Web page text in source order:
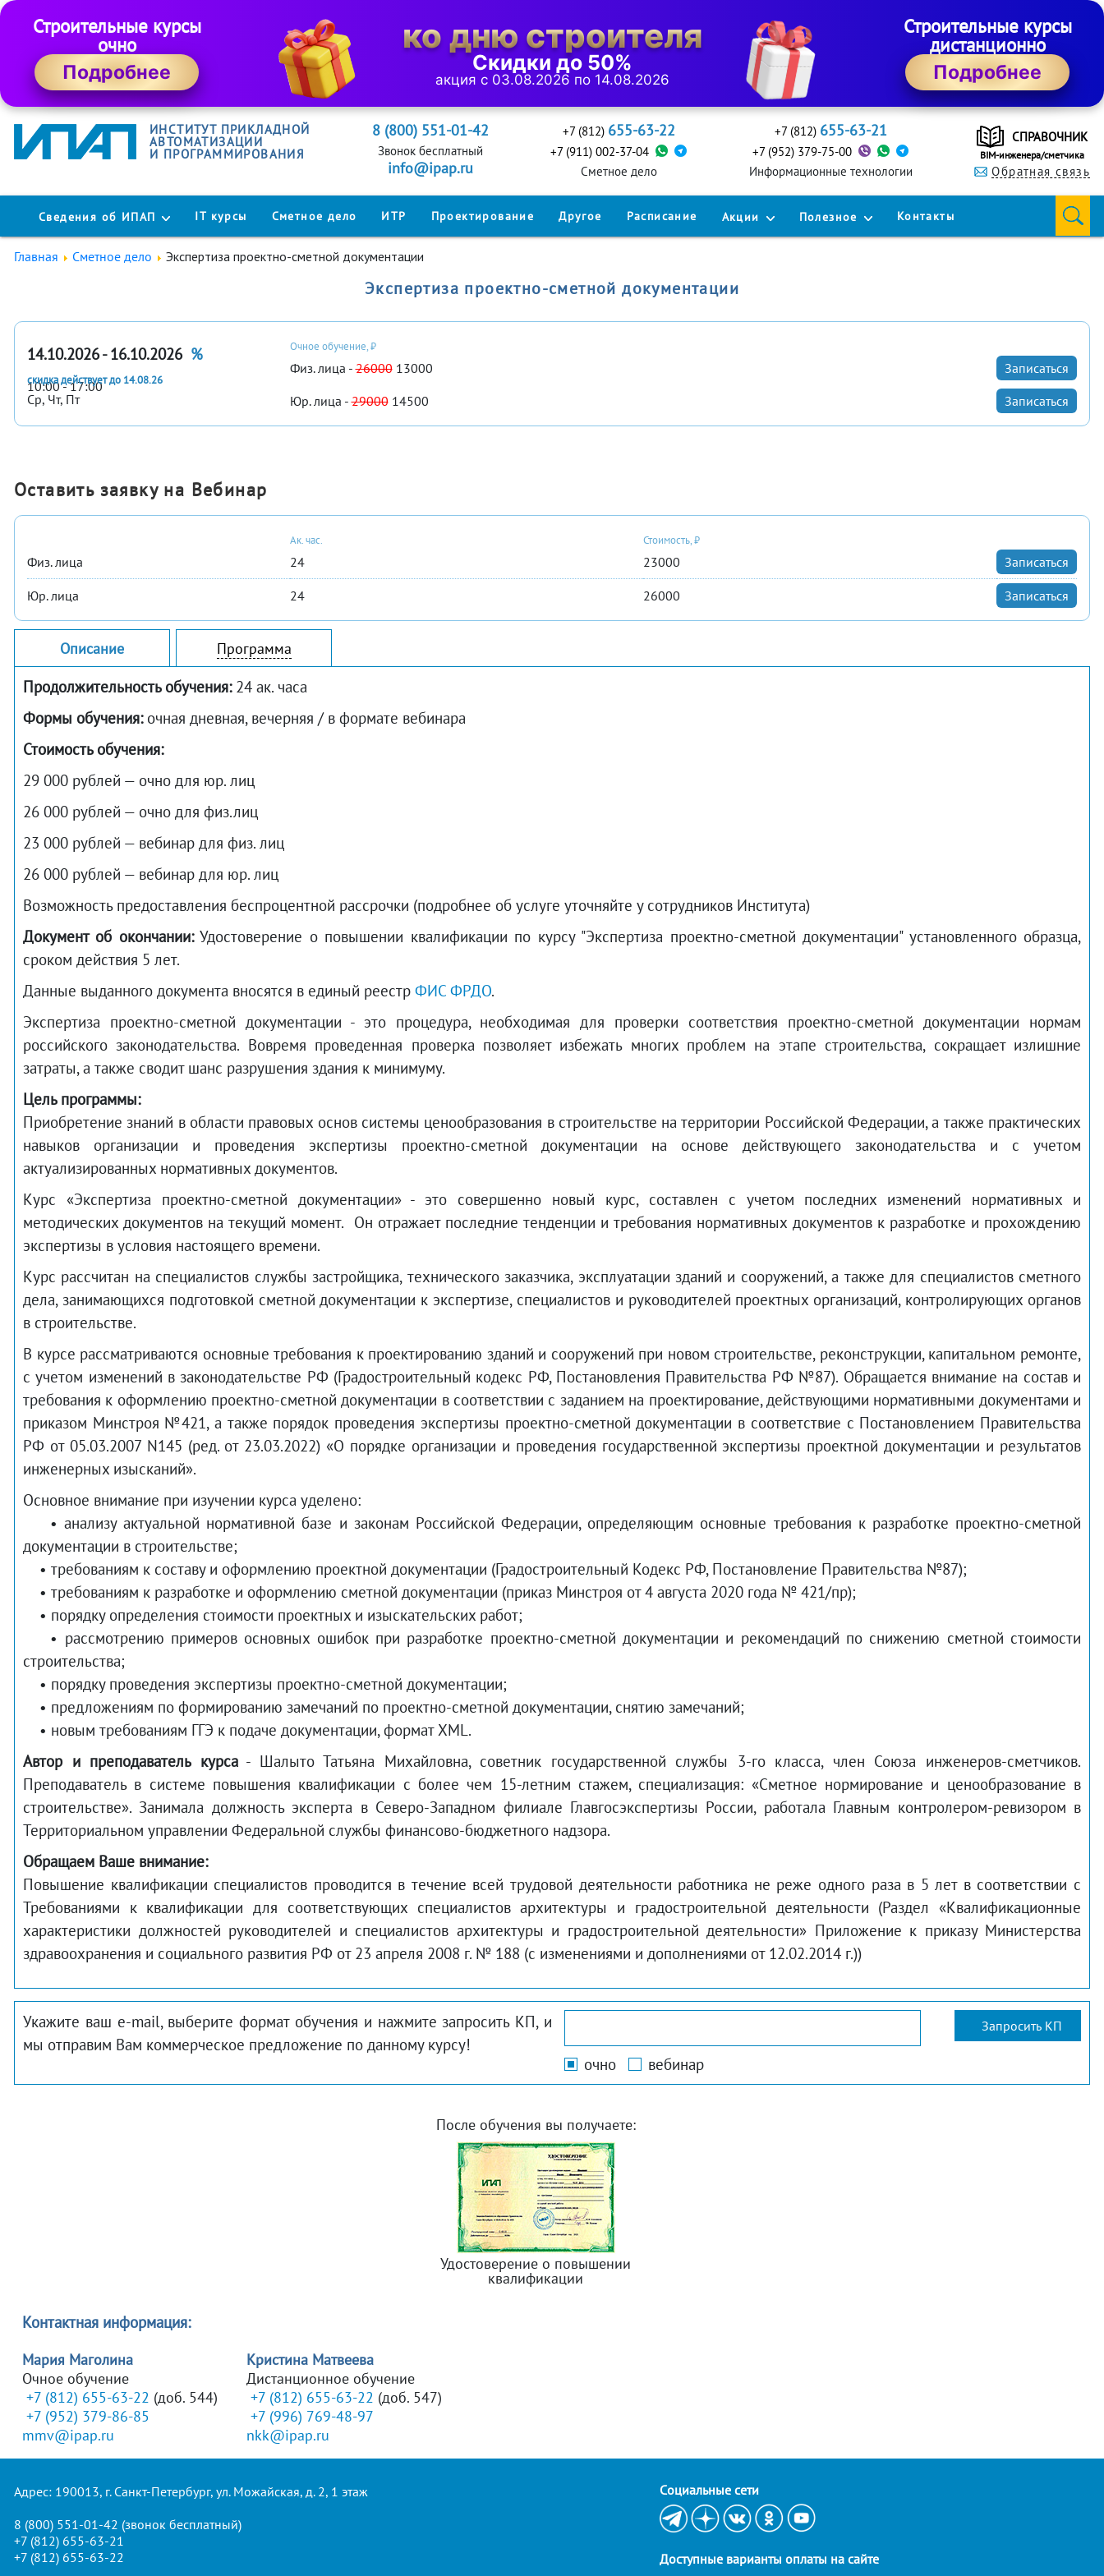
Строительные курсы
очно
Подробнее
ко дню строителя
Скидки до 50%
акция с 03.08.2026 по 14.08.2026
Строительные курсы
дистанционно
Подробнее
ИНСТИТУТ ПРИКЛАДНОЙ
АВТОМАТИЗАЦИИ
И ПРОГРАММИРОВАНИЯ
8 (800) 551-01-42
Звонок бесплатный
info@ipap.ru
+7 (812) 655-63-22
+7 (911) 002-37-04
Cметное дело
+7 (812) 655-63-21
+7 (952) 379-75-00
Информационные технологии
СПРАВОЧНИК
BIM-инженера/сметчика
Обратная связь
Сведения об ИПАП IT курсы Сметное дело ИТР Проектирование Другое Расписание Акции Полезное Контакты
Главная Сметное дело Экспертиза проектно-сметной документации
Экспертиза проектно-сметной документации
14.10.2026 - 16.10.2026 %
скидка действует до 14.08.26
10:00 - 17:00
Ср, Чт, Пт
Очное обучение, ₽
Физ. лица -26000 13000
Записаться
Юр. лица -29000 14500 Записаться
Оставить заявку на Вебинар
Ак. час. Стоимость, ₽
Физ. лица 24 23000 Записаться
Юр. лица 24 26000 Записаться
Описание Программа
Продолжительность обучения:24 ак. часа
Формы обучения:очная дневная, вечерняя / в формате вебинара
Стоимость обучения:
29 000 рублей — очно для юр. лиц
26 000 рублей — очно для физ.лиц
23 000 рублей — вебинар для физ. лиц
26 000 рублей — вебинар для юр. лиц
Возможность предоставления беспроцентной рассрочки (подробнее об услуге уточняйте у сотрудников Института)
Документ об окончании:Удостоверение о повышении квалификации по курсу "Экспертиза проектно-сметной документации" установленного образца,
сроком действия 5 лет.
Данные выданного документа вносятся в единый реестр ФИС ФРДО.
Экспертиза проектно-сметной документации - это процедура, необходимая для проверки соответствия проектно-сметной документации нормам
российского законодательства. Вовремя проведенная проверка позволяет избежать многих проблем на этапе строительства, сокращает излишние
затраты, а также сводит шанс разрушения здания к минимуму.
Цель программы:
Приобретение знаний в области правовых основ системы ценообразования в строительстве на территории Российской Федерации, а также практических
навыков организации и проведения экспертизы проектно-сметной документации на основе действующего законодательства и с учетом
актуализированных нормативных документов.
Курс «Экспертиза проектно-сметной документации» - это совершенно новый курс, составлен с учетом последних изменений нормативных и
методических документов на текущий момент. Он отражает последние тенденции и требования нормативных документов к разработке и прохождению
экспертизы в условия настоящего времени.
Курс рассчитан на специалистов службы застройщика, технического заказчика, эксплуатации зданий и сооружений, а также для специалистов сметного
дела, занимающихся подготовкой сметной документации к экспертизе, специалистов и руководителей проектных организаций, контролирующих органов
в строительстве.
В курсе рассматриваются основные требования к проектированию зданий и сооружений при новом строительстве, реконструкции, капитальном ремонте,
с учетом изменений в законодательстве РФ (Градостроительный кодекс РФ, Постановления Правительства РФ №87). Обращается внимание на состав и
требования к оформлению проектно-сметной документации в соответствии с заданием на проектирование, действующими нормативными документами и
приказом Минстроя №421, а также порядок проведения экспертизы проектно-сметной документации в соответствие с Постановлением Правительства
РФ от 05.03.2007 N145 (ред. от 23.03.2022) «О порядке организации и проведения государственной экспертизы проектной документации и результатов
инженерных изысканий».
Основное внимание при изучении курса уделено:
• анализу актуальной нормативной базе и законам Российской Федерации, определяющим основные требования к разработке проектно-сметной
документации в строительстве;
• требованиям к составу и оформлению проектной документации (Градостроительный Кодекс РФ, Постановление Правительства №87);
• требованиям к разработке и оформлению сметной документации (приказ Минстроя от 4 августа 2020 года № 421/пр);
• порядку определения стоимости проектных и изыскательских работ;
• рассмотрению примеров основных ошибок при разработке проектно-сметной документации и рекомендаций по снижению сметной стоимости
строительства;
• порядку проведения экспертизы проектно-сметной документации;
• предложениям по формированию замечаний по проектно-сметной документации, снятию замечаний;
• новым требованиям ГГЭ к подаче документации, формат XML.
Автор и преподаватель курса- Шалыто Татьяна Михайловна, cоветник государственной службы 3-го класса, член Союза инженеров-сметчиков.
Преподаватель в системе повышения квалификации с более чем 15-летним стажем, специализация: «Сметное нормирование и ценообразование в
строительстве». Занимала должность эксперта в Северо-Западном филиале Главгосэкспертизы России, работала Главным контролером-ревизором в
Территориальном управлении Федеральной службы финансово-бюджетного надзора.
Обращаем Ваше внимание:
Повышение квалификации специалистов проводится в течение всей трудовой деятельности работника не реже одного раза в 5 лет в соответствии с
Требованиями к квалификации для соответствующих специалистов архитектуры и градостроительной деятельности (Раздел «Квалификационные
характеристики должностей руководителей и специалистов архитектуры и градостроительной деятельности» Приложение к приказу Министерства
здравоохранения и социального развития РФ от 23 апреля 2008 г. № 188 (с изменениями и дополнениями от 12.02.2014 г.))
Укажите ваш e-mail, выберите формат обучения и нажмите запросить КП, и
мы отправим Вам коммерческое предложение по данному курсу!
очно
вебинар
После обучения вы получаете:
Удостоверение о повышении
квалификации
Контактная информация:
Мария Маголина
Очное обучение
+7 (812) 655-63-22 (доб. 544)
+7 (952) 379-86-85
mmv@ipap.ru
Кристина Матвеева
Дистанционное обучение
+7 (812) 655-63-22 (доб. 547)
+7 (996) 769-48-97
nkk@ipap.ru
Адрес: 190013, г. Санкт-Петербург, ул. Можайская, д. 2, 1 этаж
8 (800) 551-01-42 (звонок бесплатный)
+7 (812) 655-63-21
+7 (812) 655-63-22
Cоциальные сети
Доступные варианты оплаты на сайте